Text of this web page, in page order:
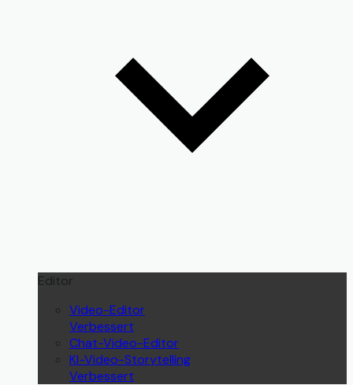
Editor
Video-Editor
Verbessert
Chat-Video-Editor
KI-Video-Storytelling
Verbessert